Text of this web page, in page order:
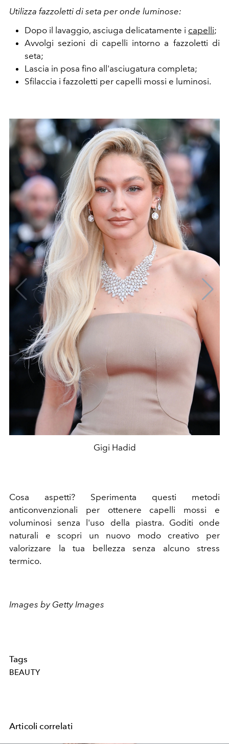
Utilizza fazzoletti di seta per onde luminose:
Dopo il lavaggio, asciuga delicatamente i capelli;
Avvolgi sezioni di capelli intorno a fazzoletti di
seta;
Lascia in posa fino all'asciugatura completa;
Sfilaccia i fazzoletti per capelli mossi e luminosi.
Gigi Hadid
Cosa aspetti? Sperimenta questi metodi
anticonvenzionali per ottenere capelli mossi e
voluminosi senza l'uso della piastra. Goditi onde
naturali e scopri un nuovo modo creativo per
valorizzare la tua bellezza senza alcuno stress
termico.
Images by Getty Images
Tags
BEAUTY
Articoli correlati